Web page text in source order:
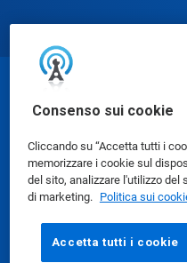
Consenso sui cookie
Cliccando su “Accetta tutti i
memorizzare i cookie sul
del sito, analizzare l'utilizzo
di marketing. Politica sui
Accetta tutti i cookie
Schede dati di sicurezza